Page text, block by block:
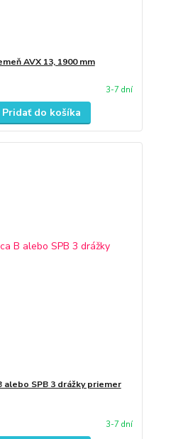
AVX 13, 1900 mm
3-7 dní
Pridať do košíka
alebo SPB 3 drážky priemer
3-7 dní